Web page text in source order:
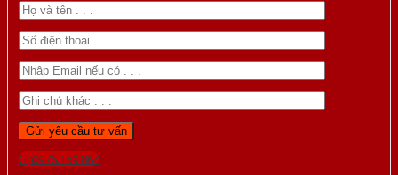
Gọi 0976.169.864